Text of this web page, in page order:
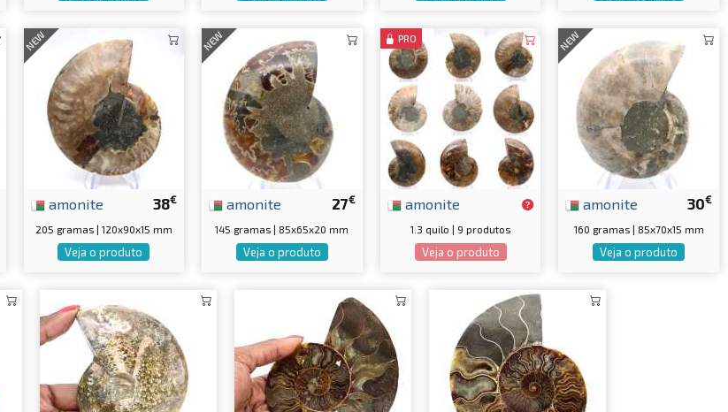
NEW
38€
amonite
205 gramas | 120x90x15 mm
Veja o produto
NEW
27€
amonite
145 gramas | 85x65x20 mm
Veja o produto
PRO
amonite
1.3 quilo | 9 produtos
Veja o produto
NEW
30€
amonite
160 gramas | 85x70x15 mm
Veja o produto